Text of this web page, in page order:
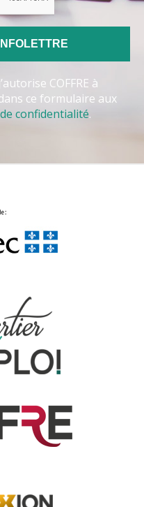
COFFRE à
ce formulaire aux
confidentialité.